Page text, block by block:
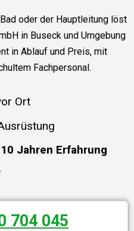
oder der Hauptleitung löst
in Buseck und Umgebung
in Ablauf und Preis, mit
Fachpersonal.
Ort
Jahren Erfahrung
704 045